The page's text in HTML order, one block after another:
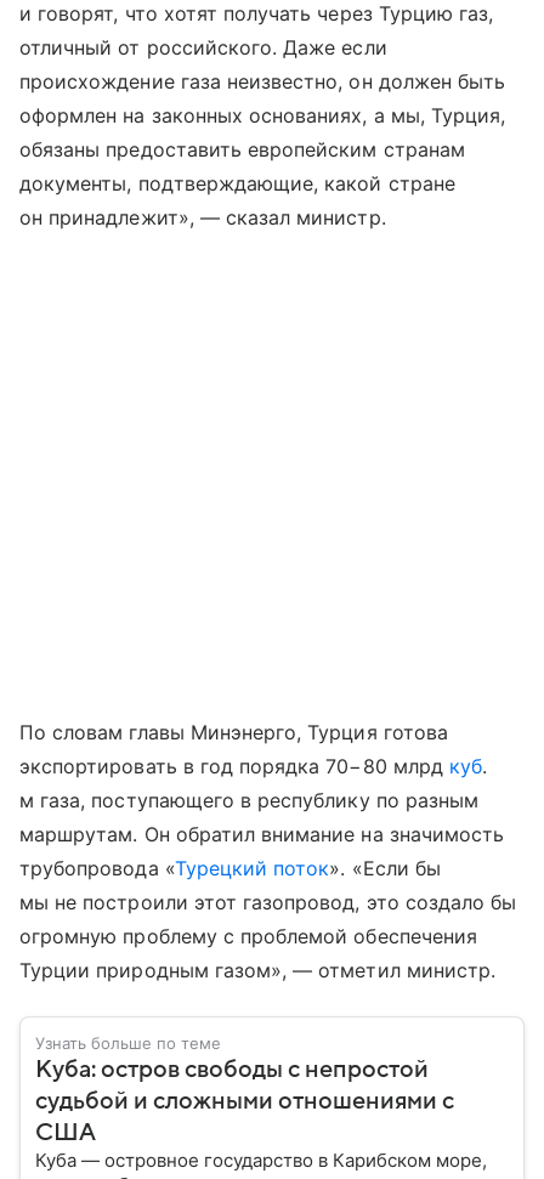
и говорят, что хотят получать через Турцию газ,
отличный от российского. Даже если
происхождение газа неизвестно, он должен быть
оформлен на законных основаниях, а мы, Турция,
обязаны предоставить европейским странам
документы, подтверждающие, какой стране
он принадлежит», — сказал министр.
По словам главы Минэнерго, Турция готова
экспортировать в год порядка 70−80 млрд куб.
м газа, поступающего в республику по разным
маршрутам. Он обратил внимание на значимость
трубопровода «Турецкий поток». «Если бы
мы не построили этот газопровод, это создало бы
огромную проблему с проблемой обеспечения
Турции природным газом», — отметил министр.
Узнать больше по теме
Куба: остров свободы с непростой
судьбой и сложными отношениями с
США
Куба — островное государство в Карибском море,